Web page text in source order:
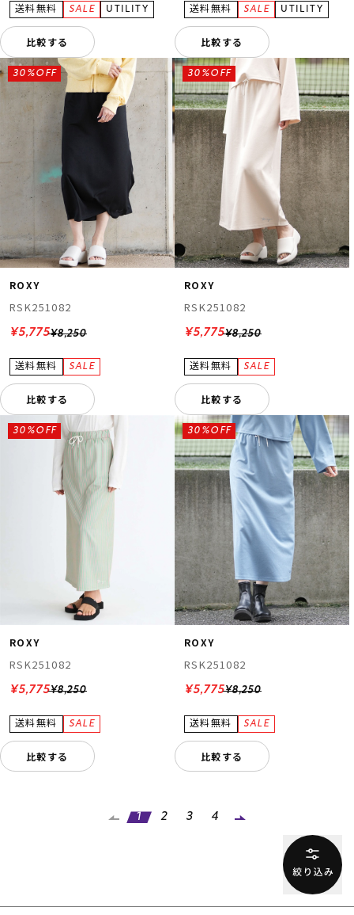
比較する 比較する
ROXY
RSK251082
¥8,250
30%OFF
¥5,775
比較する
ROXY
RSK251082
¥8,250
30%OFF
¥5,775
比較する
ROXY
RSK251082
¥8,250
30%OFF
¥5,775
比較する
ROXY
RSK251082
¥8,250
30%OFF
¥5,775
比較する
1 2 3 4